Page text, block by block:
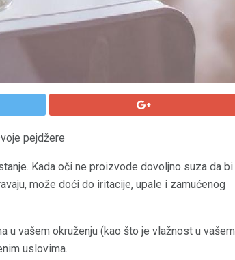
pejdžere
Kada oči ne proizvode dovoljno suza da bi
može doći do iritacije, upale i zamućenog
u vašem okruženju (kao što je vlažnost u vašem
uslovima.